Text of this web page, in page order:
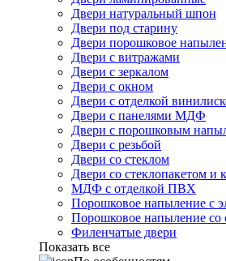
Двери натуральный шпон
Двери под старину
Двери порошковое
Двери с витражами
Двери с зеркалом
Двери с окном
Двери с отделкой
Двери с панелями МДФ
Двери с порошковым
Двери с резьбой
Двери со стеклом
Двери со стеклопакетом и
МДФ с отделкой ПВХ
Порошковое напыление с
Порошковое напыление со
Филенчатые двери
Показать все